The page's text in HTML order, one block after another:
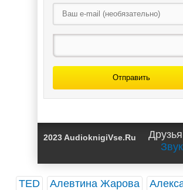
Отправить
2023 AudioknigiVse.Ru
TED Алевтина Жарова